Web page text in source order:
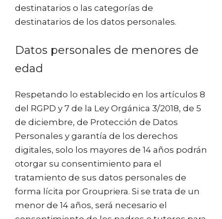
destinatarios o las categorías de
destinatarios de los datos personales.
Datos personales de menores de
edad
Respetando lo establecido en los artículos 8
del RGPD y 7 de la Ley Orgánica 3/2018, de 5
de diciembre, de Protección de Datos
Personales y garantía de los derechos
digitales, solo los mayores de 14 años podrán
otorgar su consentimiento para el
tratamiento de sus datos personales de
forma lícita por Groupriera. Si se trata de un
menor de 14 años, será necesario el